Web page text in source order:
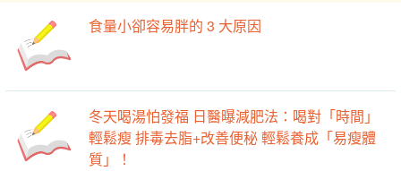
食量小卻容易胖的 3 大原因
冬天喝湯怕發福 日醫曝減肥法：喝對「時間」
輕鬆瘦 排毒去脂+改善便秘 輕鬆養成「易瘦體
質」！